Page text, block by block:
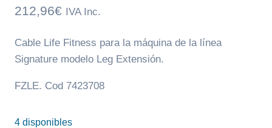
212,96€ IVA Inc.
Cable Life Fitness para la máquina de la línea
Signature modelo Leg Extensión.
FZLE. Cod 7423708
4 disponibles